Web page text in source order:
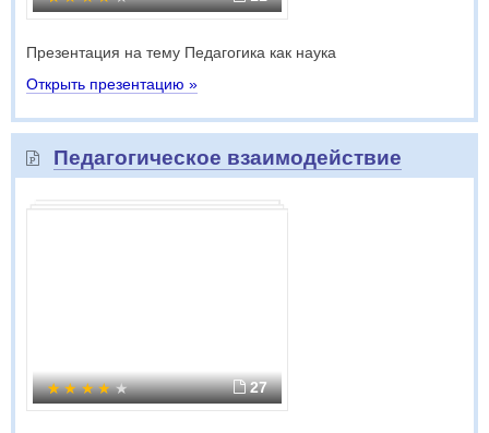
Презентация на тему Педагогика как наука
Открыть презентацию »
Педагогическое взаимодействие
27